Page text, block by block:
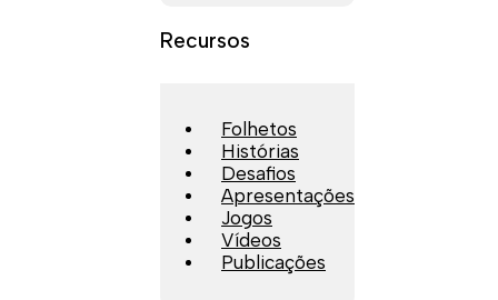
Recursos
Folhetos
Histórias
Desafios
Apresentações
Jogos
Vídeos
Publicações